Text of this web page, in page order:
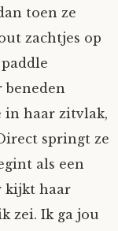
toen ze
zachtjes op
beneden
in haar zitvlak,
springt ze
als een
kijkt haar
zei. Ik ga jou